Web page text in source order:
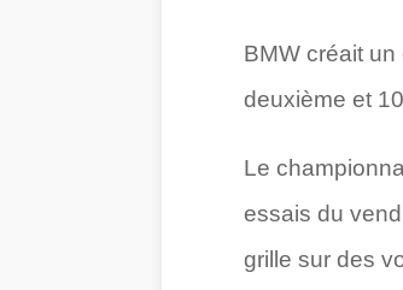
BMW créait
deuxième et
Le
essais du
grille sur des